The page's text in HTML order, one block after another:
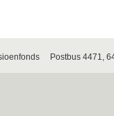
Postbus 4471,